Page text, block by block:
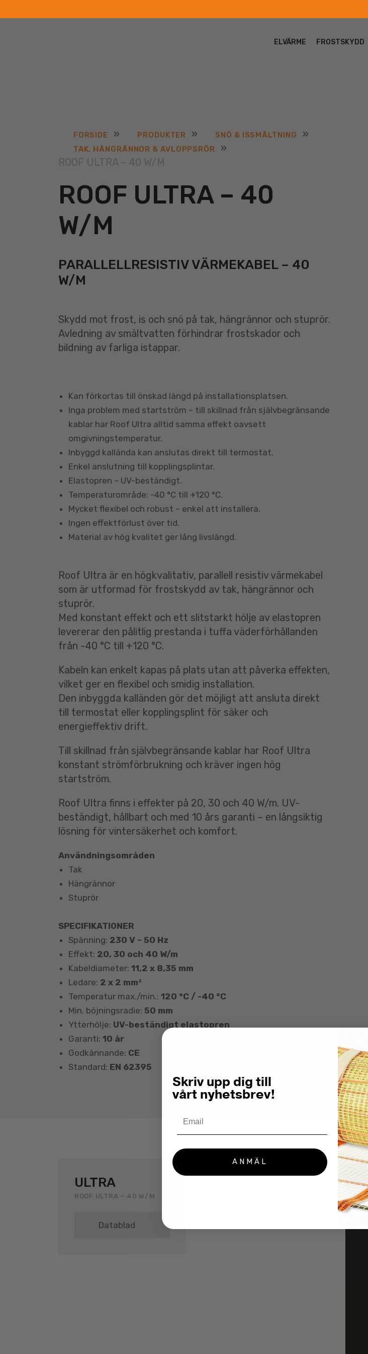
ELVÄRME FROSTSKYDD
FORSIDE » PRODUKTER » SNÖ & ISSMÄLTNING »
TAK, HÄNGRÄNNOR & AVLOPPSRÖR
»
ROOF ULTRA – 40 W/M
ROOF ULTRA – 40
W/M
PARALLELLRESISTIV VÄRMEKABEL – 40
W/M
Skydd mot frost, is och snö på tak, hängrännor och stuprör.
Avledning av smältvatten förhindrar frostskador och
bildning av farliga istappar.
Kan förkortas till önskad längd på installationsplatsen.
Inga problem med startström – till skillnad från självbegränsande
kablar har Roof Ultra alltid samma effekt oavsett
omgivningstemperatur.
Inbyggd kallända kan anslutas direkt till termostat.
Enkel anslutning till kopplingsplintar.
Elastopren – UV-beständigt.
Temperaturområde: -40 °C till +120 °C.
Mycket flexibel och robust – enkel att installera.
Ingen effektförlust över tid.
Material av hög kvalitet ger lång livslängd.
Roof Ultra är en högkvalitativ, parallell resistiv värmekabel
som är utformad för frostskydd av tak, hängrännor och
stuprör.
Med konstant effekt och ett slitstarkt hölje av elastopren
levererar den pålitlig prestanda i tuffa väderförhållanden
från -40 °C till +120 °C.
Kabeln kan enkelt kapas på plats utan att påverka effekten,
vilket ger en flexibel och smidig installation.
Den inbyggda kalländen gör det möjligt att ansluta direkt
till termostat eller kopplingsplint för säker och
energieffektiv drift.
Till skillnad från självbegränsande kablar har Roof Ultra
konstant strömförbrukning och kräver ingen hög
startström.
Roof Ultra finns i effekter på 20, 30 och 40 W/m. UV-
beständigt, hållbart och med 10 års garanti – en långsiktig
lösning för vintersäkerhet och komfort.
Användningsområden
Tak
Hängrännor
Stuprör
SPECIFIKATIONER
Spänning: 230 V ~ 50 Hz
Effekt: 20, 30 och 40 W/m
Kabeldiameter: 11,2 x 8,35 mm
Ledare: 2 x 2 mm²
Temperatur max./min.: 120 °C / -40 °C
Min. böjningsradie: 50 mm
Ytterhölje: UV-beständigt elastopren
Garanti: 10 år
Godkännande: CE
Standard: EN 62395
ULTRA
ROOF ULTRA – 40 W/M
Datablad
Skriv upp dig till
vårt nyhetsbrev!
ANMÄL